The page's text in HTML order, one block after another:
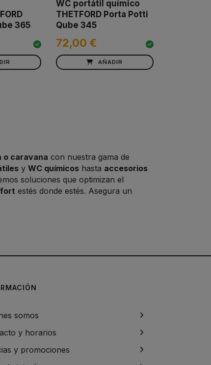
365
WC portátil químico
THETFORD Porta Potti
Qube 345
72,00 €
AÑADIR
o caravana con nuestra gama de
y WC químicos hasta accesorios
soluciones que optimizan el
estés donde estés. Asegura un
somos
y horarios
y promociones